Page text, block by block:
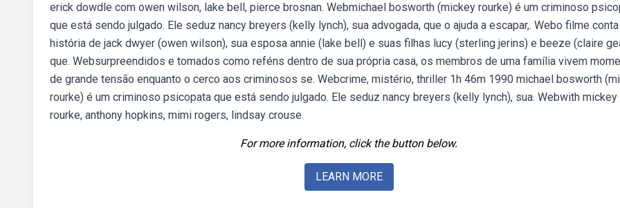
erick dowdle com owen wilson, lake bell, pierce brosnan. Webmichael bosworth (mickey rourke) é um criminoso
que está sendo julgado. Ele seduz nancy breyers (kelly lynch), sua advogada, que o ajuda a escapar,. Webo filme
história de jack dwyer (owen wilson), sua esposa annie (lake bell) e suas filhas lucy (sterling jerins) e beeze (claire
que. Websurpreendidos e tomados como reféns dentro de sua própria casa, os membros de uma família vivem
de grande tensão enquanto o cerco aos criminosos se. Webcrime, mistério, thriller 1h 46m 1990 michael bosworth
rourke) é um criminoso psicopata que está sendo julgado. Ele seduz nancy breyers (kelly lynch), sua. Webwith mickey
rourke, anthony hopkins, mimi rogers, lindsay crouse.
For more information, click the button below.
LEARN MORE